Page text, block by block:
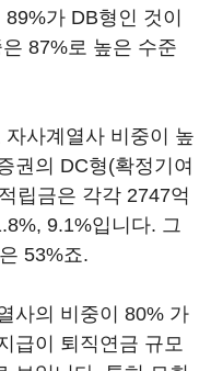
가 DB형인 것이
87%로 높은 수준
사계열사 비중이 높
권의 DC형(확정기여
립금은 각각 2747억
9.1%입니다. 그
53%죠.
사의 비중이 80% 가
급이 퇴직연금 규모